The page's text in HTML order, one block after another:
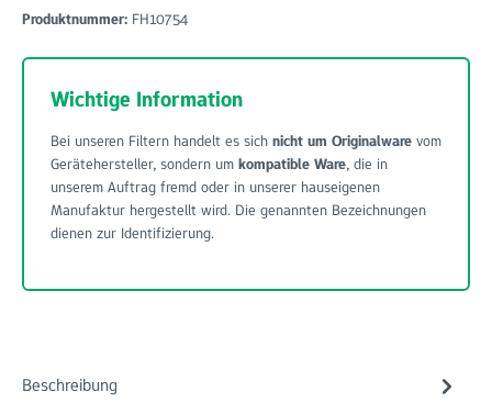
Produktnummer: FH10754
Wichtige Information
Bei unseren Filtern handelt es sich nicht um Originalware vom
Gerätehersteller, sondern um kompatible Ware, die in
unserem Auftrag fremd oder in unserer hauseigenen
Manufaktur hergestellt wird. Die genannten Bezeichnungen
dienen zur Identifizierung.
Beschreibung